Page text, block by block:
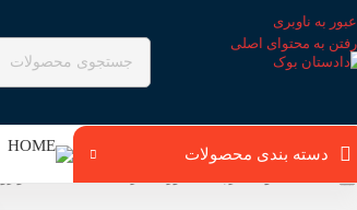
عبور به ناوبری
رفتن به محتوای اصلی
دسته بندی محصولات